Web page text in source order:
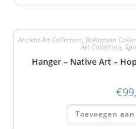
Ancient Art Collection, Bohemian
Art Collection,
Hanger – Native Art –
€
Toevoegen